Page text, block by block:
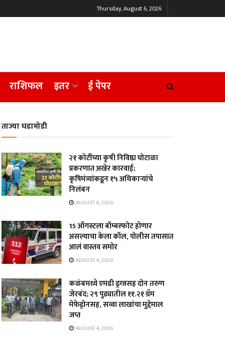
Thursday, August 6, 2026
राशिफल इतर ई पेपर
ताज्या घडामोडी
२१ कोटींच्या कृषी निविष्ठा घोटाळा
प्रकरणात अखेर कारवाई;
कृषिमंत्र्यांकडून १५ अधिकाऱ्यांचे
निलंबन
AUGUST 6, 2026
15 ऑगस्टला बॉम्बस्फोट होणार
असल्याचा केला कॉल, पोलीस तपासात
आलं वास्तव समोर
AUGUST 4, 2026
कळंबमध्ये एमडी ड्रग्जसह दोन तरुण
जेरबंद; २९ पुड्यातील ११.२१ ग्रॅम
मेफेड्रोनसह, सव्वा लाखांचा मुद्देमाल
जप्त
AUGUST 4, 2026